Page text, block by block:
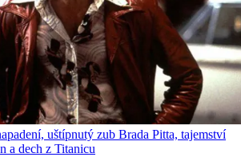
uštípnutý zub Brada Pitta, tajemství
a dech z Titanicu